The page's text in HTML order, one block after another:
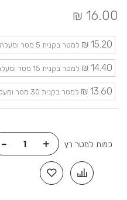
16.00 ₪
15.20 ₪ למטר בקנית 5 מטר ומעלה.
14.40 ₪ למטר בקנית 15 מטר ומעלה.
13.60 ₪ למטר בקנית 30 מטר ומעלה.
כמות למטר רץ - +